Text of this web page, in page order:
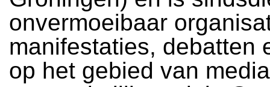
onvermoeibaar
manifestaties, debatten
op het gebied van